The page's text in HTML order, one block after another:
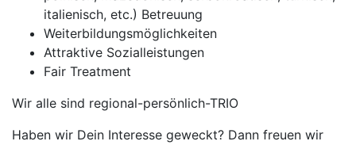
italienisch, etc.) Betreuung
Weiterbildungsmöglichkeiten
Attraktive Sozialleistungen
Fair Treatment
Wir alle sind regional-persönlich-TRIO
Haben wir Dein Interesse geweckt? Dann freuen wir